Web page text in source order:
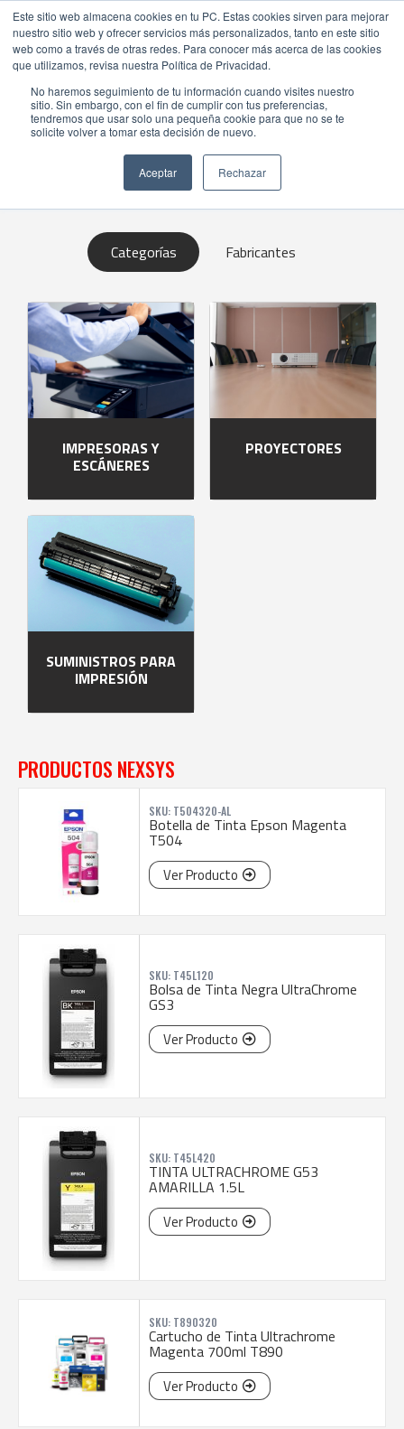
Este sitio web almacena cookies en tu PC. Estas cookies sirven para mejorar
nuestro sitio web y ofrecer servicios más personalizados, tanto en este sitio
web como a través de otras redes. Para conocer más acerca de las cookies
que utilizamos, revisa nuestra Política de Privacidad.
No haremos seguimiento de tu información cuando visites nuestro
sitio. Sin embargo, con el fin de cumplir con tus preferencias,
tendremos que usar solo una pequeña cookie para que no se te
solicite volver a tomar esta decisión de nuevo.
Aceptar Rechazar
BIENVENIDO A LA TIENDA ONLINE
Categorías Fabricantes
IMPRESORAS Y
ESCÁNERES
PROYECTORES
SUMINISTROS PARA
IMPRESIÓN
PRODUCTOS NEXSYS
SKU: T504320-AL
Botella de Tinta Epson Magenta
T504
Ver Producto
SKU: T45L120
Bolsa de Tinta Negra UltraChrome
GS3
Ver Producto
SKU: T45L420
TINTA ULTRACHROME G53
AMARILLA 1.5L
Ver Producto
SKU: T890320
Cartucho de Tinta Ultrachrome
Magenta 700ml T890
Ver Producto